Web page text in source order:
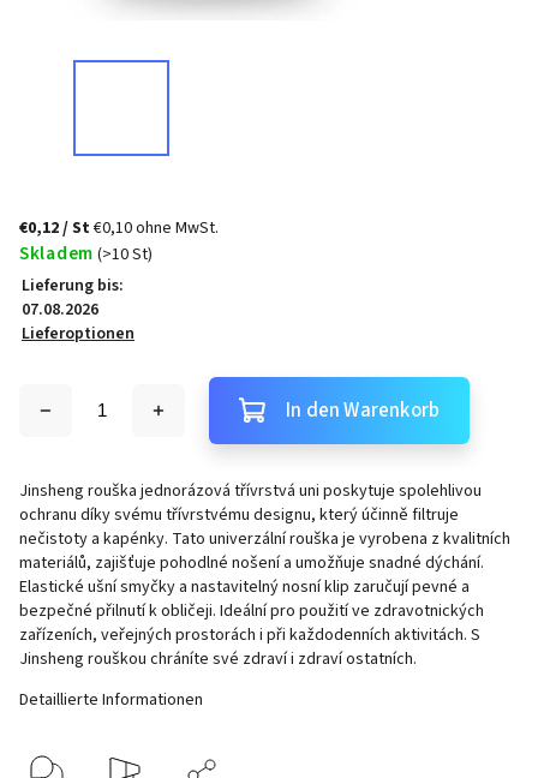
€0,12/ St€0,10 ohne MwSt.
Skladem (>10 St)
Lieferung bis:
07.08.2026
Lieferoptionen
In den Warenkorb
Jinsheng rouška jednorázová třívrstvá uni poskytuje spolehlivou
ochranu díky svému třívrstvému designu, který účinně filtruje
nečistoty a kapénky. Tato univerzální rouška je vyrobena z kvalitních
materiálů, zajišťuje pohodlné nošení a umožňuje snadné dýchání.
Elastické ušní smyčky a nastavitelný nosní klip zaručují pevné a
bezpečné přilnutí k obličeji. Ideální pro použití ve zdravotnických
zařízeních, veřejných prostorách i při každodenních aktivitách. S
Jinsheng rouškou chráníte své zdraví i zdraví ostatních.
Detaillierte Informationen